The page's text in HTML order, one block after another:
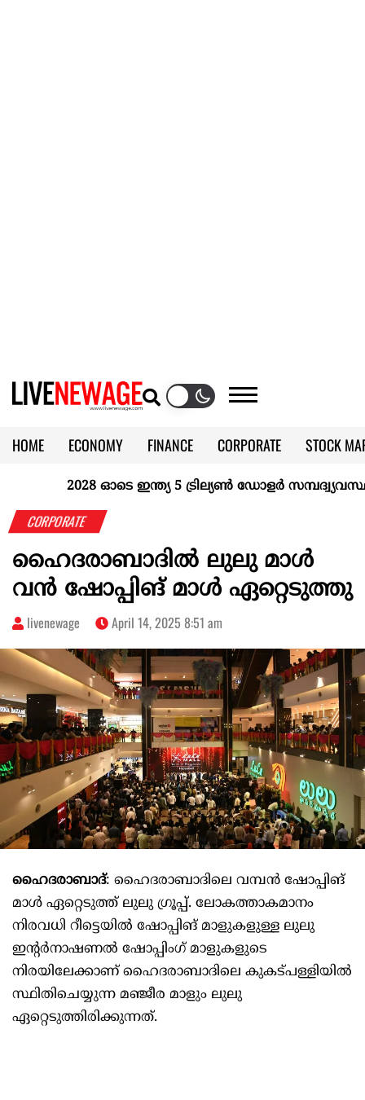
HOME ECONOMY FINANCE CORPORATE
STOCK
CALENDAR
KERALA @70
2028 ഓടെ ഇന്ത്യ 5 ട്രില്യണ്‍ ഡോളര്‍
CORPORATE
ഹൈദരാബാദിൽ ലുലു മാൾ
വൻ ഷോപ്പിങ് മാൾ ഏറ്റെടുത്തു
livenewage April 14, 2025 8:51 am
ഹൈദരാബാദ്: ഹൈദരാബാദിലെ വമ്പൻ ഷോപ്പിങ്
മാൾ ഏറ്റെടുത്ത് ലുലു ഗ്രൂപ്പ്. ലോകത്താകമാനം
നിരവധി റീട്ടെയിൽ ഷോപ്പിങ് മാളുകളുള്ള ലുലു
ഇന്റർനാഷണൽ ഷോപ്പിംഗ് മാളുകളുടെ
നിരയിലേക്കാണ് ഹൈദരാബാദിലെ കുകട്പള്ളിയിൽ
സ്ഥിതിചെയ്യുന്ന മഞ്ജീര മാളും ലുലു
ഏറ്റെടുത്തിരിക്കുന്നത്.